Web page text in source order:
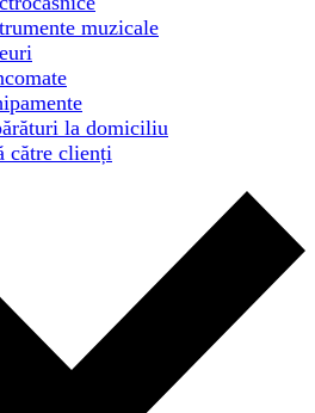
muzicale
la domiciliu
către clienți